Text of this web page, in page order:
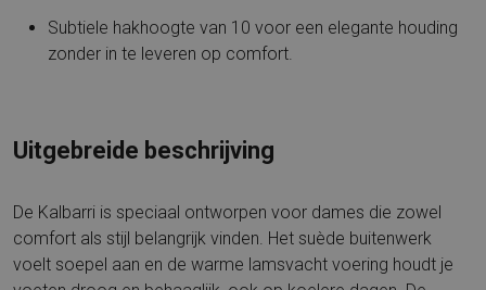
Subtiele hakhoogte van 10 voor een elegante houding
zonder in te leveren op comfort.
Uitgebreide beschrijving
De Kalbarri is speciaal ontworpen voor dames die zowel
comfort als stijl belangrijk vinden. Het suède buitenwerk
voelt soepel aan en de warme lamsvacht voering houdt je